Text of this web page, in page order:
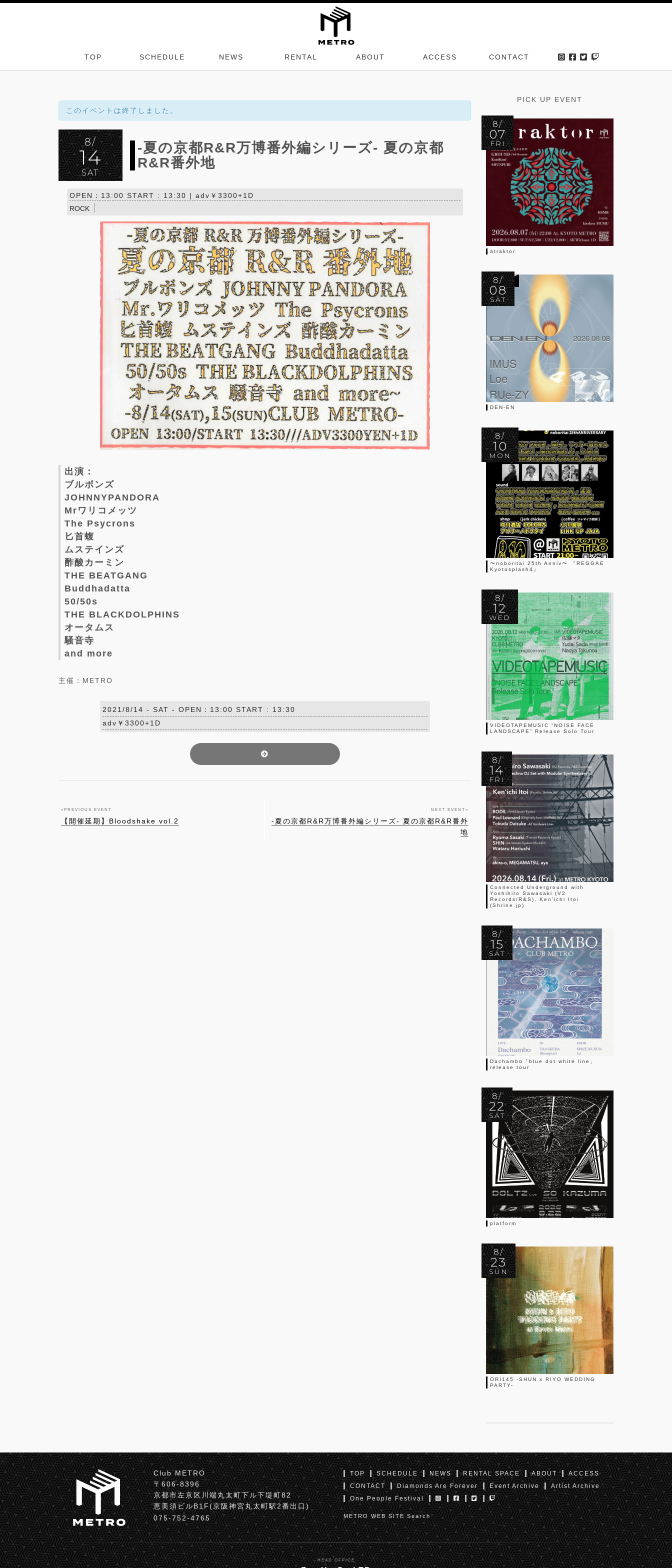
TOP SCHEDULE NEWS RENTAL ABOUT ACCESS CONTACT
このイベントは終了しました。
8/
14
SAT
-夏の京都R&R万博番外編シリーズ- 夏の京都
R&R番外地
OPEN：13:00 START : 13:30 | adv￥3300+1D
ROCK
出演：
ブルボンズ
JOHNNYPANDORA
Mrワリコメッツ
The Psycrons
匕首蝮
ムステインズ
酢酸カーミン
THE BEATGANG
Buddhadatta
50/50s
THE BLACKDOLPHINS
オータムス
騒音寺
and more
主催：METRO
2021/8/14 - SAT - OPEN：13:00 START : 13:30
adv￥3300+1D
« PREVIOUS EVENT
【開催延期】Bloodshake vol.2
NEXT EVENT »
-夏の京都R&R万博番外編シリーズ- 夏の京都R&R番外
地
PICK UP EVENT
8/
07
FRI
atraktor
8/
08
SAT
DEN-EN
8/
10
MON
〜noboritai 25th Anniv〜 『REGGAE
Kyotosplash4』
8/
12
WED
VIDEOTAPEMUSIC “NOISE FACE
LANDSCAPE” Release Solo Tour
8/
14
FRI
Connected Underground with
Yoshihiro Sawasaki (V2
Records/R&S), Ken’ichi Itoi
(Shrine.jp)
8/
15
SAT
Dachambo「blue dot white line」
release tour
8/
22
SAT
platform
8/
23
SUN
ORI145 -SHUN x RIYO WEDDING
PARTY-
Club METRO
〒606-8396
京都市左京区川端丸太町下ル下堤町82
恵美須ビルB1F(京阪神宮丸太町駅2番出口)
075-752-4765
TOP SCHEDULE NEWS RENTAL SPACE ABOUT
ACCESS
CONTACT
Diamonds Are Forever Event Archive
Artist Archive
One People Festival
METRO WEB SITE Search
HEAD OFFICE